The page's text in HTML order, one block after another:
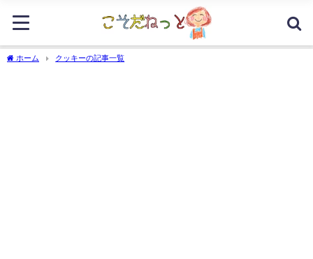
ホーム クッキーの記事一覧